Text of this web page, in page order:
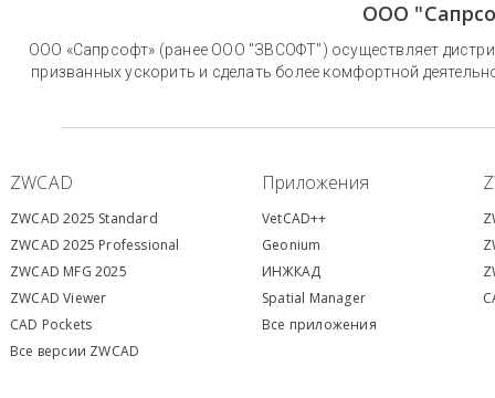
ООО
ООО «Сапрсофт» (ранее ООО "ЗВСОФТ") осуществляет
призванных ускорить и сделать более комфортной
ZWCAD Приложения
ZWCAD 2025 Standard
ZWCAD 2025 Professional
ZWCAD MFG 2025
ZWCAD Viewer
CAD Pockets
Все версии ZWCAD
VetCAD++
Geonium
ИНЖКАД
Spatial Manager
Все приложения